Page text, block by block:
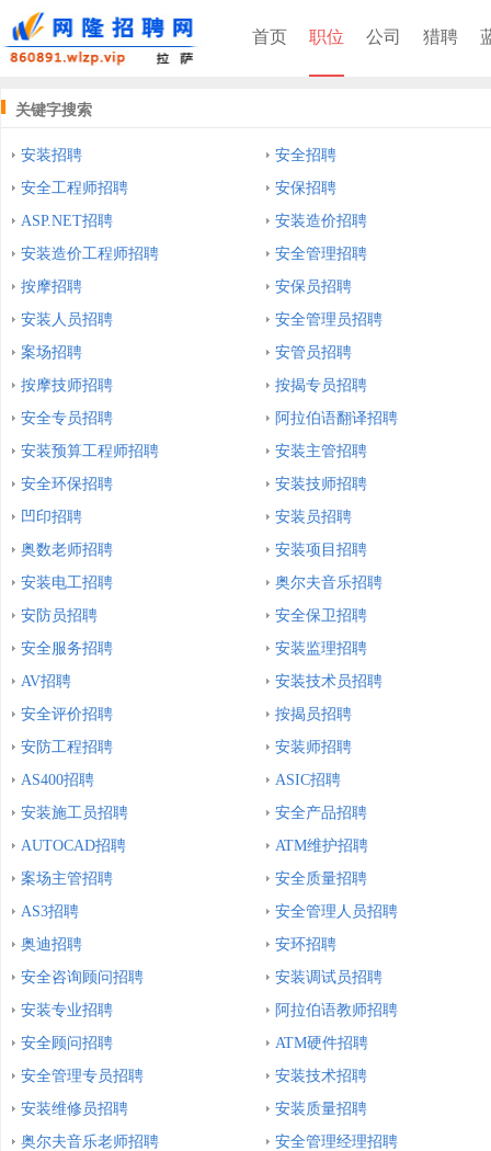
首页 职位 公司 猎聘
关键字搜索
安装招聘
安全招聘
安全工程师招聘
安保招聘
ASP.NET招聘
安装造价招聘
安装造价工程师招聘
安全管理招聘
按摩招聘
安保员招聘
安装人员招聘
安全管理员招聘
案场招聘
安管员招聘
按摩技师招聘
按揭专员招聘
安全专员招聘
阿拉伯语翻译招聘
安装预算工程师招聘
安装主管招聘
安全环保招聘
安装技师招聘
凹印招聘
安装员招聘
奥数老师招聘
安装项目招聘
安装电工招聘
奥尔夫音乐招聘
安防员招聘
安全保卫招聘
安全服务招聘
安装监理招聘
AV招聘
安装技术员招聘
安全评价招聘
按揭员招聘
安防工程招聘
安装师招聘
AS400招聘
ASIC招聘
安装施工员招聘
安全产品招聘
AUTOCAD招聘
ATM维护招聘
案场主管招聘
安全质量招聘
AS3招聘
安全管理人员招聘
奥迪招聘
安环招聘
安全咨询顾问招聘
安装调试员招聘
安装专业招聘
阿拉伯语教师招聘
安全顾问招聘
ATM硬件招聘
安全管理专员招聘
安装技术招聘
安装维修员招聘
安装质量招聘
奥尔夫音乐老师招聘
安全管理经理招聘